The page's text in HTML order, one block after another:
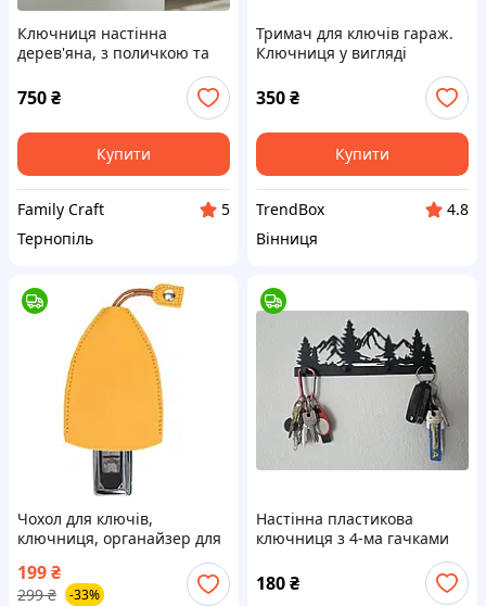
Ключниця настінна
дерев'яна, з поличкою та
органайзером, вішалка для
ключів Home, лофт, венге
750₴
Купити
Family Craft
5
Тернопіль
Тримач для ключів гараж.
Ключниця у вигляді
Настінний тримач для
ключів.
350₴
Купити
TrendBox
4.8
Вінниця
Чохол для ключів,
ключниця, органайзер для
жовтий Код 00-0195
199₴
299 ₴ -33%
Настінна пластикова
ключниця з 4-ма гачками
Стильна вішалка з декором
ялинок та гір для ключів
180₴